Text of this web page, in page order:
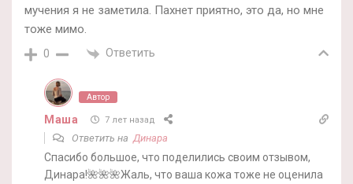
мучения я не заметила. Пахнет приятно, это да, но мне
тоже мимо.
0 Ответить
Автор
Маша 7 лет назад
Ответить на Динара
Спасибо большое, что поделились своим отзывом,
Динара!🌺🌺🌺Жаль, что ваша кожа тоже не оценила